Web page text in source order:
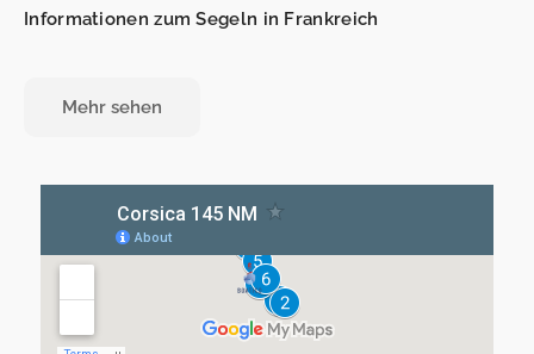
Informationen zum Segeln in Frankreich
Mehr sehen